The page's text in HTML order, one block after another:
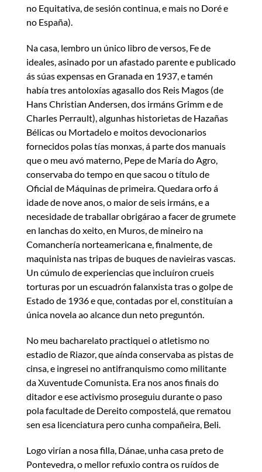
no Equitativa, de sesión continua, e mais no Doré e
no España).
Na casa, lembro un único libro de versos, Fe de
ideales, asinado por un afastado parente e publicado
ás súas expensas en Granada en 1937, e tamén
había tres antoloxías agasallo dos Reis Magos (de
Hans Christian Andersen, dos irmáns Grimm e de
Charles Perrault), algunhas historietas de Hazañas
Bélicas ou Mortadelo e moitos devocionarios
fornecidos polas tías monxas, á parte dos manuais
que o meu avó materno, Pepe de María do Agro,
conservaba do tempo en que sacou o título de
Oficial de Máquinas de primeira. Quedara orfo á
idade de nove anos, o maior de seis irmáns, e a
necesidade de traballar obrigárao a facer de grumete
en lanchas do xeito, en Muros, de mineiro na
Comanchería norteamericana e, finalmente, de
maquinista nas tripas de buques de navieiras vascas.
Un cúmulo de experiencias que incluíron crueis
torturas por un escuadrón falanxista tras o golpe de
Estado de 1936 e que, contadas por el, constituían a
única novela ao alcance dun neto preguntón.
No meu bacharelato practiquei o atletismo no
estadio de Riazor, que aínda conservaba as pistas de
cinsa, e ingresei no antifranquismo como militante
da Xuventude Comunista. Era nos anos finais do
ditador e ese activismo proseguiu durante o paso
pola facultade de Dereito compostelá, que rematou
sen esa licenciatura pero cunha compañeira, Beli.
Logo virían a nosa filla, Dánae, unha casa preto de
Pontevedra, o mellor refuxio contra os ruídos de